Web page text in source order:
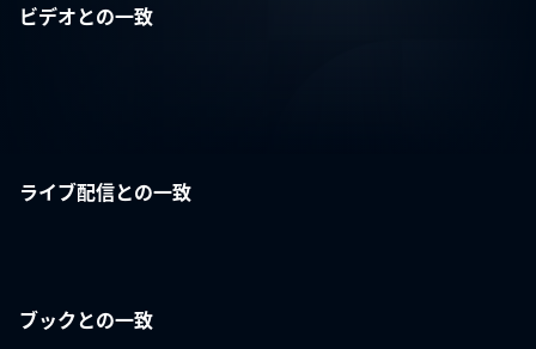
ビデオとの一致
ライブ配信との一致
ブックとの一致